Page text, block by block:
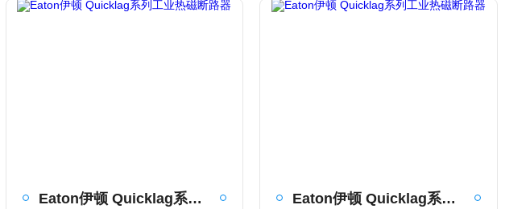
Eaton伊顿 Quicklag系列工业热磁断路器 Eaton伊顿 Quicklag系列工业热磁断路器